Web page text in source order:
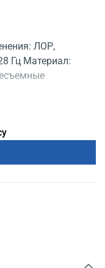
ЛОР,
Гц Материал: